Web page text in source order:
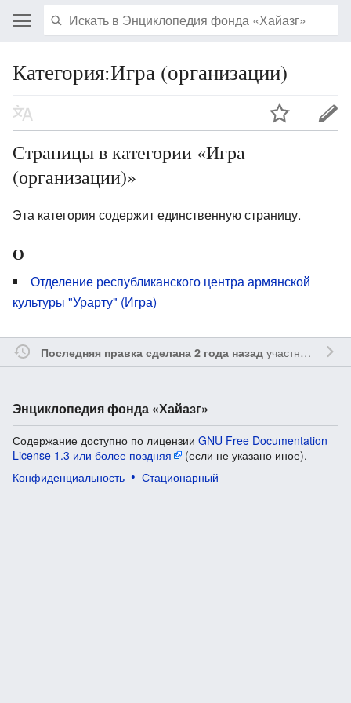
Категория:Игра (организации)
Страницы в категории «Игра
(организации)»
Эта категория содержит единственную страницу.
О
Отделение республиканского центра армянской
культуры "Урарту" (Игра)
Последняя правка сделана 2 года назадучастником
Энциклопедия фонда «Хайазг»
Содержание доступно по лицензии GNU Free Documentation
License 1.3 или более поздняя
(если не указано иное).
Конфиденциальность
Стационарный